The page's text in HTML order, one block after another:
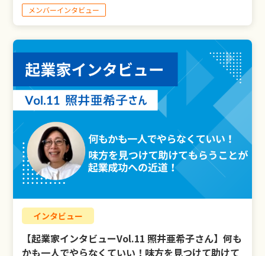
メンバーインタビュー
インタビュー
【起業家インタビューVol.11 照井亜希子さん】何も
かも一人でやらなくていい！味方を見つけて助けて